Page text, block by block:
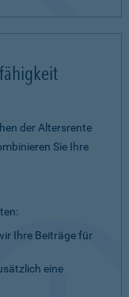
der Altersrente
Sie Ihre
Ihre Beiträge für
eine